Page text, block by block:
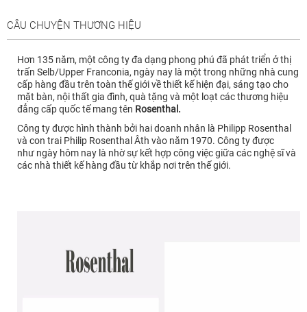
CÂU CHUYỆN THƯƠNG HIỆU
Hơn 135 năm, một công ty đa dạng phong phú đã phát triển ở thị
trấn Selb/Upper Franconia, ngày nay là một trong những nhà cung
cấp hàng đầu trên toàn thế giới về thiết kế hiện đại, sáng tạo cho
mặt bàn, nội thất gia đình, quà tặng và một loạt các thương hiệu
đẳng cấpquốc tế mang tên Rosenthal.
Công ty được hình thành bởi hai doanh nhân là Philipp Rosenthal
và con trai Philip Rosenthal Âth vào năm 1970. Công ty được
như ngày hôm nay là nhờ sự kết hợp công việc giữa các nghệ sĩ và
các nhà thiết kế hàng đầu từ khắp nơi trên thế giới.